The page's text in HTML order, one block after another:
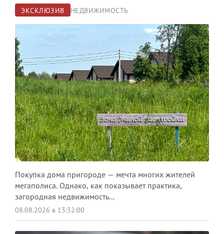
ЭКСКЛЮЗИВ НЕДВИЖИМОСТЬ
Покупка дома пригороде — мечта многих жителей
мегаполиса. Однако, как показывает практика,
загородная недвижимость...
08.08.2026 в 13:32:00